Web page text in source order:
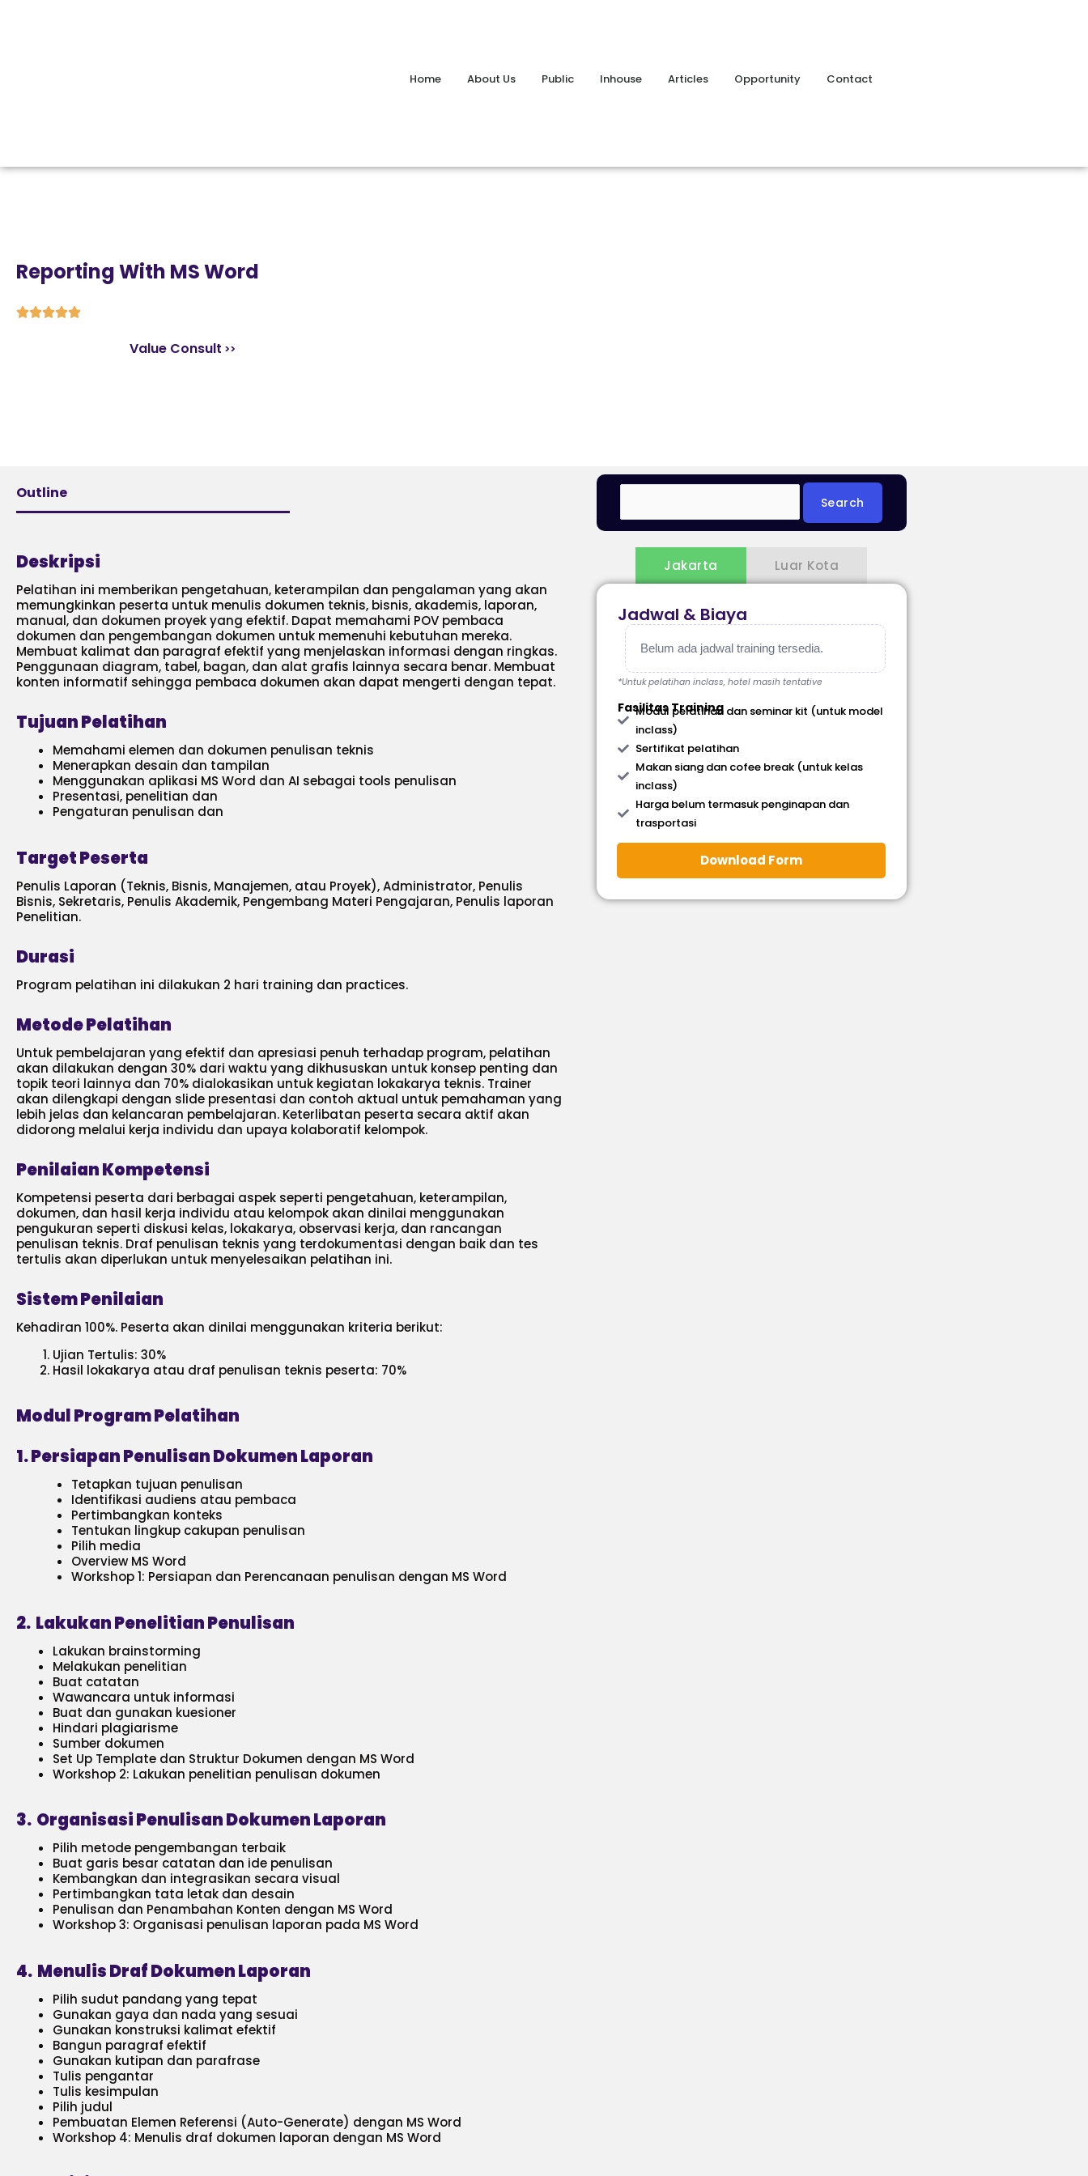
Home About Us Public Inhouse Articles Opportunity Contact
Reporting With MS Word

Value Consult
Outline
Deskripsi
Pelatihan ini memberikan pengetahuan, keterampilan dan pengalaman yang akan
memungkinkan peserta untuk menulis dokumen teknis, bisnis, akademis, laporan,
manual, dan dokumen proyek yang efektif. Dapat memahami POV pembaca
dokumen dan pengembangan dokumen untuk memenuhi kebutuhan mereka.
Membuat kalimat dan paragraf efektif yang menjelaskan informasi dengan ringkas.
Penggunaan diagram, tabel, bagan, dan alat grafis lainnya secara benar. Membuat
konten informatif sehingga pembaca dokumen akan dapat mengerti dengan tepat.
Tujuan Pelatihan
Memahami elemen dan dokumen penulisan teknis
Menerapkan desain dan tampilan
Menggunakan aplikasi MS Word dan AI sebagai tools penulisan
Presentasi, penelitian dan
Pengaturan penulisan dan
Target Peserta
Penulis Laporan (Teknis, Bisnis, Manajemen, atau Proyek), Administrator, Penulis
Bisnis, Sekretaris, Penulis Akademik, Pengembang Materi Pengajaran, Penulis laporan
Penelitian.
Durasi
Program pelatihan ini dilakukan 2 hari training dan practices.
Metode Pelatihan
Untuk pembelajaran yang efektif dan apresiasi penuh terhadap program, pelatihan
akan dilakukan dengan 30% dari waktu yang dikhususkan untuk konsep penting dan
topik teori lainnya dan 70% dialokasikan untuk kegiatan lokakarya teknis. Trainer
akan dilengkapi dengan slide presentasi dan contoh aktual untuk pemahaman yang
lebih jelas dan kelancaran pembelajaran. Keterlibatan peserta secara aktif akan
didorong melalui kerja individu dan upaya kolaboratif kelompok.
Penilaian Kompetensi
Kompetensi peserta dari berbagai aspek seperti pengetahuan, keterampilan,
dokumen, dan hasil kerja individu atau kelompok akan dinilai menggunakan
pengukuran seperti diskusi kelas, lokakarya, observasi kerja, dan rancangan
penulisan teknis. Draf penulisan teknis yang terdokumentasi dengan baik dan tes
tertulis akan diperlukan untuk menyelesaikan pelatihan ini.
Sistem Penilaian
Kehadiran 100%. Peserta akan dinilai menggunakan kriteria berikut:
Ujian Tertulis: 30%
Hasil lokakarya atau draf penulisan teknis peserta: 70%
Modul Program Pelatihan
1. Persiapan Penulisan Dokumen Laporan
Tetapkan tujuan penulisan
Identifikasi audiens atau pembaca
Pertimbangkan konteks
Tentukan lingkup cakupan penulisan
Pilih media
Overview MS Word
Workshop 1: Persiapan dan Perencanaan penulisan dengan MS Word
2. Lakukan Penelitian Penulisan
Lakukan brainstorming
Melakukan penelitian
Buat catatan
Wawancara untuk informasi
Buat dan gunakan kuesioner
Hindari plagiarisme
Sumber dokumen
Set Up Template dan Struktur Dokumen dengan MS Word
Workshop 2: Lakukan penelitian penulisan dokumen
3. Organisasi Penulisan Dokumen Laporan
Pilih metode pengembangan terbaik
Buat garis besar catatan dan ide penulisan
Kembangkan dan integrasikan secara visual
Pertimbangkan tata letak dan desain
Penulisan dan Penambahan Konten dengan MS Word
Workshop 3: Organisasi penulisan laporan pada MS Word
4. Menulis Draf Dokumen Laporan
Pilih sudut pandang yang tepat
Gunakan gaya dan nada yang sesuai
Gunakan konstruksi kalimat efektif
Bangun paragraf efektif
Gunakan kutipan dan parafrase
Tulis pengantar
Tulis kesimpulan
Pilih judul
Pembuatan Elemen Referensi (Auto-Generate) dengan MS Word
Workshop 4: Menulis draf dokumen laporan dengan MS Word
Jakarta Luar Kota
Jadwal & Biaya
Belum ada jadwal training tersedia.
*Untuk pelatihan inclass, hotel masih tentative
Fasilitas Training
Modul pelatihan dan seminar kit (untuk model
inclass)
Sertifikat pelatihan
Makan siang dan cofee break (untuk kelas
inclass)
Harga belum termasuk penginapan dan
trasportasi
Download Form